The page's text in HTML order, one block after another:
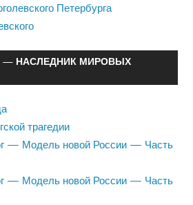
Петербурга
— НАСЛЕДНИК МИРОВЫХ
трагедии
— Модель новой России — Часть
— Модель новой России — Часть